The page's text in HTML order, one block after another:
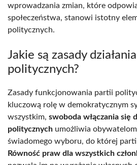
wprowadzania zmian, które
społeczeństwa, stanowi istotny
politycznych.
Jakie są zasady
politycznych?
Zasady funkcjonowania partii
kluczową rolę w demokratycznym
wszystkim, swoboda włączania się
politycznych umożliwia
świadomego wyboru, do której
Równość praw dla wszystkich